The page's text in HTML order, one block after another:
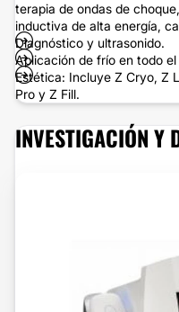
terapia de ondas de
inductiva de alta energía,
Diagnóstico y ultrasonido.
Aplicación de frío en todo el
Estética: Incluye Z Cryo, Z
Pro y Z Fill.
INVESTIGACIÓN Y